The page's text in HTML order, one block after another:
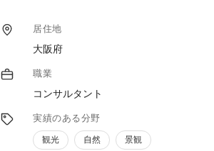
ト、モニターツアープログラム作成、町全体
のまちづくりの事業計画など155プロジェク
トの実績があります。
事業企画立案から地域合意形成プロセス、マ
ーケティング分析、事業計画作成、ブランデ
ィング、PR戦略（SNS戦略）、著作権管理
といった創起段階から運用フェーズに至る新
規事業の全般を行っております。
居住地
大阪府
職業
コンサルタント
実績のある分野
観光 自然 景観